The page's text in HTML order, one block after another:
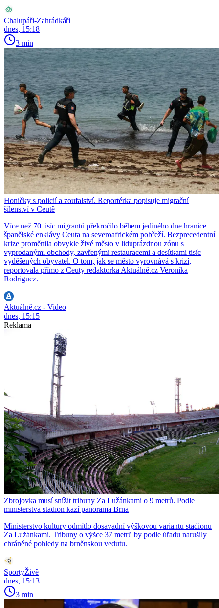
Chalupáři-Zahrádkáři
dnes, 15:18
3 min
Honičky s policií a zoufalství. Reportérka popisuje migrační
šílenství v Ceutě
Více než 70 tisíc migrantů překročilo během jediného dne hranice
španělské enklávy Ceuta na severoafrickém pobřeží. Bezprecedentní
krize proměnila obvykle živé město v liduprázdnou zónu s
vyprodanými obchody, zavřenými restauracemi a desítkami tisíc
vyděšených obyvatel. O tom, jak se město vyrovnává s krizí,
reportovala přímo z Ceuty redaktorka Aktuálně.cz Veronika
Rodriguez.
Aktuálně.cz - Video
dnes, 15:15
Reklama
Zbrojovka musí snížit tribuny Za Lužánkami o 9 metrů. Podle
ministerstva stadion kazí panorama Brna
Ministerstvo kultury odmítlo dosavadní výškovou variantu stadionu
Za Lužánkami. Tribuny o výšce 37 metrů by podle úřadu narušily
chráněné pohledy na brněnskou vedutu.
SportyŽivě
dnes, 15:13
3 min